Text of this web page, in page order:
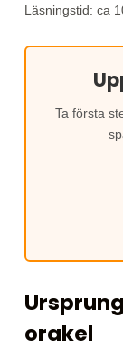
Läsningstid: ca
Ta första
orakel